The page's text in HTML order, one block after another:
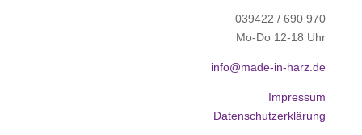
039422 / 690 970
Mo-Do 12-18 Uhr
info@made-in-harz.de
Impressum
Datenschutzerklärung